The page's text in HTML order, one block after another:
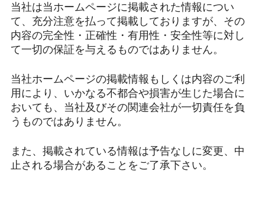
当社は当ホームページに掲載された情報につい
て、充分注意を払って掲載しておりますが、その
内容の完全性・正確性・有用性・安全性等に対し
て一切の保証を与えるものではありません。
当社ホームページの掲載情報もしくは内容のご利
用により、いかなる不都合や損害が生じた場合に
おいても、当社及びその関連会社が一切責任を負
うものではありません。
また、掲載されている情報は予告なしに変更、中
止される場合があることをご了承下さい。